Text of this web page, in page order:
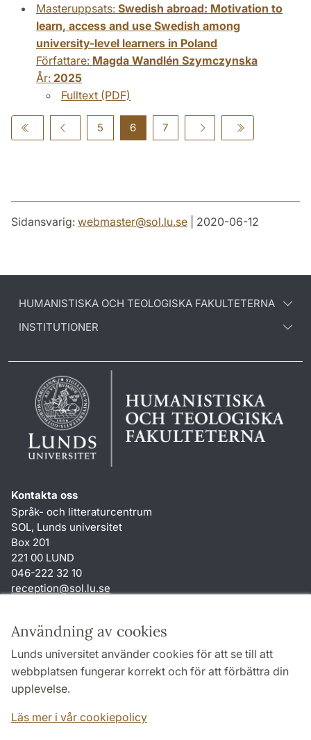
Användning av cookies
Lunds universitet använder cookies för att se till att
webbplatsen fungerar korrekt och för att förbättra din
upplevelse.
Läs mer i vår cookiepolicy
Masteruppsats: Swedish abroad: Motivation to
learn, access and use Swedish among
university-level learners in Poland
Författare: Magda Wandlén Szymczynska
År: 2025
Fulltext (PDF)
5 6 7
Sidansvarig: webmaster@sol.lu.se | 2020-06-12
HUMANISTISKA OCH TEOLOGISKA FAKULTETERNA
INSTITUTIONER
Kontakta oss
Språk- och litteraturcentrum
SOL, Lunds universitet
Box 201
221 00 LUND
046-222 32 10
reception@sol.lu.se
Genvägar
Om webbplatsen och cookies
Behandling av personuppgifter
Tillgänglighetsredogörelse